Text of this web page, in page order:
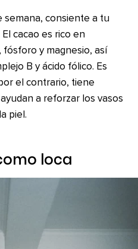
semana, consiente a tu
cacao es rico en
y magnesio, así
B y ácido fólico. Es
el contrario, tiene
a reforzar los vasos
piel.
loca